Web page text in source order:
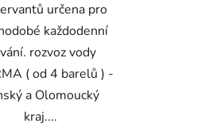
určena pro
každodenní
rozvoz vody
( od 4 barelů ) -
a Olomoucký
kraj....